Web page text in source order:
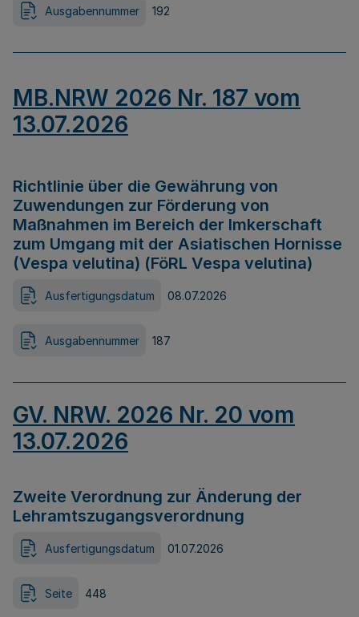
Ausgabennummer 192
MB.NRW 2026 Nr. 187 vom
13.07.2026
Richtlinie über die Gewährung von
Zuwendungen zur Förderung von
Maßnahmen im Bereich der Imkerschaft
zum Umgang mit der Asiatischen Hornisse
(Vespa velutina) (FöRL Vespa velutina)
Ausfertigungsdatum 08.07.2026
Ausgabennummer 187
GV. NRW. 2026 Nr. 20 vom
13.07.2026
Zweite Verordnung zur Änderung der
Lehramtszugangsverordnung
Ausfertigungsdatum 01.07.2026
Seite 448